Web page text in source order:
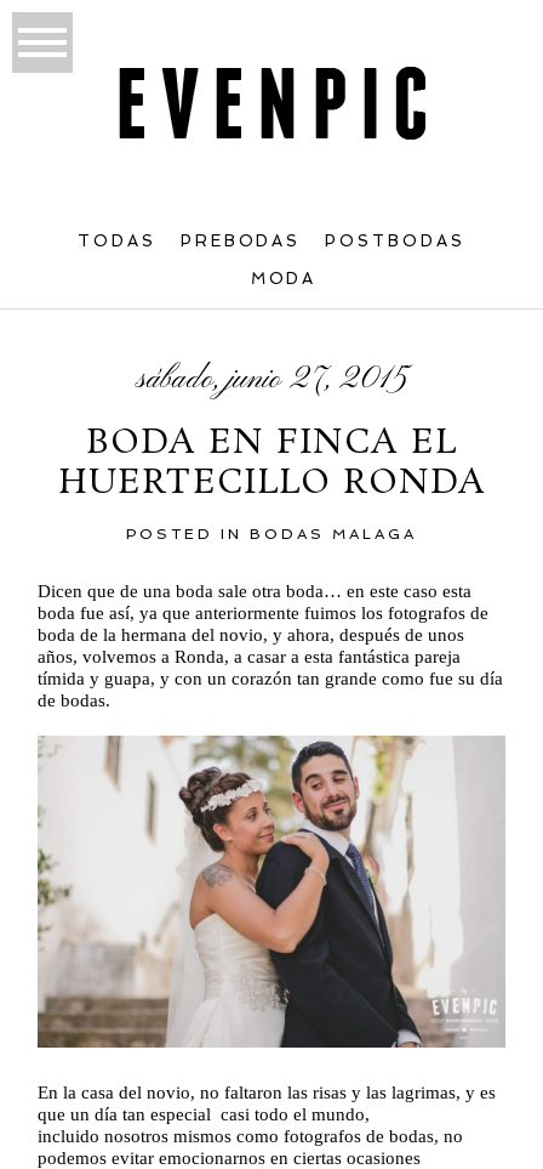
TODAS PREBODAS POSTBODAS
MODA
sábado, junio 27, 2015
BODA EN FINCA EL
HUERTECILLO RONDA
POSTED IN BODAS MALAGA
Dicen que de una boda sale otra boda… en este caso esta
boda fue así, ya que anteriormente fuimos los fotografos de
boda de la hermana del novio, y ahora, después de unos
años, volvemos a Ronda, a casar a esta fantástica pareja
tímida y guapa, y con un corazón tan grande como fue su día
de bodas.
En la casa del novio, no faltaron las risas y las lagrimas, y es
que un día tan especial casi todo el mundo,
incluido nosotros mismos como fotografos de bodas, no
podemos evitar emocionarnos en ciertas ocasiones